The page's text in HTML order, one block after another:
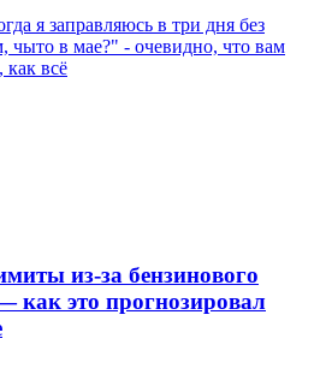
я заправляюсь в три дня без
чыто в мае?" - очевидно, что вам
как всё
из-за бензинового
как это прогнозировал